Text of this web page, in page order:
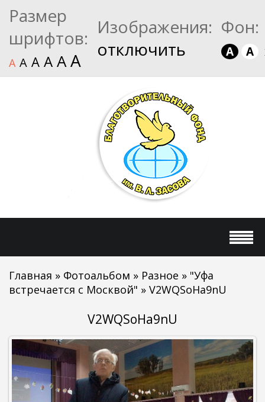
Размер
шрифтов:
A A A A AA
Изображения:
отключить
Фон:
A A
Главная » Фотоальбом » Разное » "Уфа
встречается с Москвой" » V2WQSoHa9nU
V2WQSoHa9nU